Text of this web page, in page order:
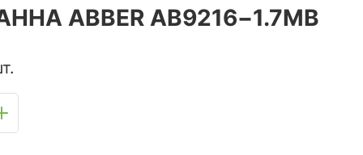
ABBER AB9216−1.7MB